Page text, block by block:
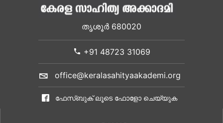
തൃശൂർ 680020
+91 48723 31069
office@keralasahityaakademi.org
ഫേസ്ബുക് ലൂടെ ഫോളോ ചെയ്യുക